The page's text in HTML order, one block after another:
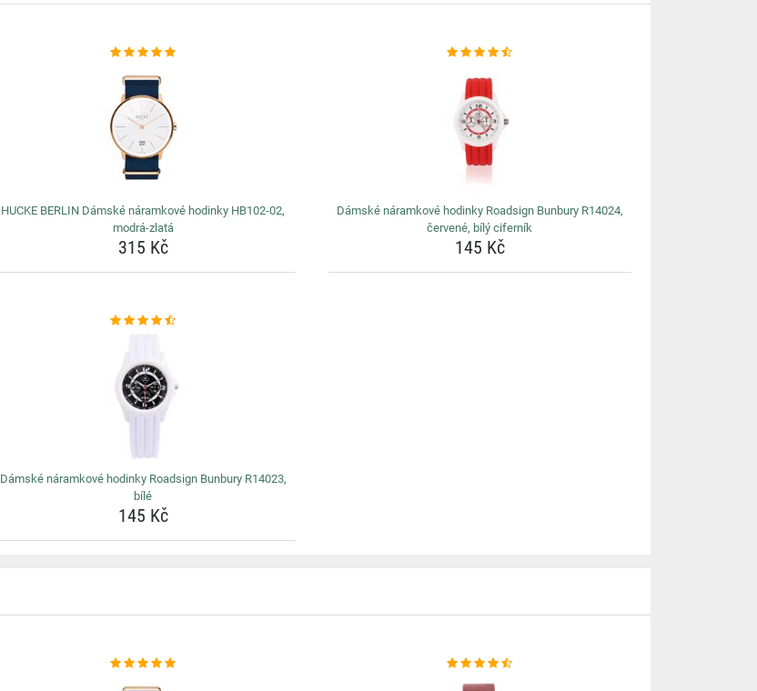
HUCKE BERLIN Dámské náramkové hodinky HB102-02,
modrá-zlatá
315 Kč
Dámské náramkové hodinky Roadsign Bunbury R14024,
červené, bílý ciferník
145 Kč
Dámské náramkové hodinky Roadsign Bunbury R14023,
bílé
145 Kč